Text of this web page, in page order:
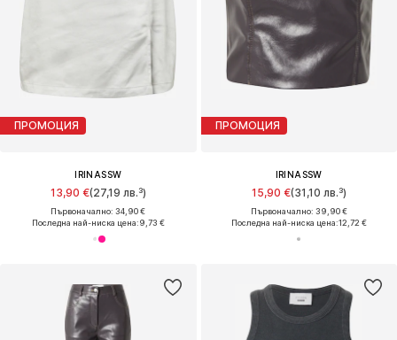
ПРОМОЦИЯ
IRINASSW
13,90 €(27,19 лв.³)
Първоначално: 34,90 €
Последна най-ниска цена:9,73 €
ПРОМОЦИЯ
IRINASSW
15,90 €(31,10 лв.³)
Първоначално: 39,90 €
Последна най-ниска цена:12,72 €